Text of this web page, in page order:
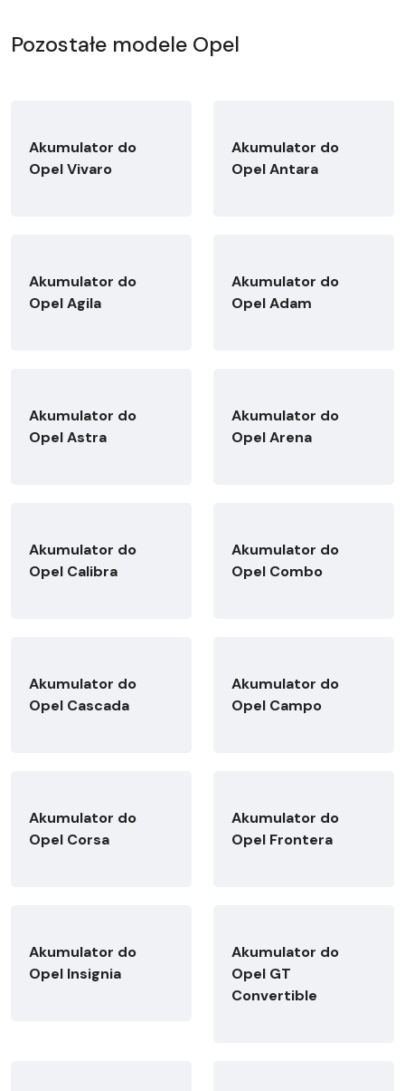
Pozostałe modele Opel
Akumulator do
Opel Vivaro
Akumulator do
Opel Antara
Akumulator do
Opel Agila
Akumulator do
Opel Adam
Akumulator do
Opel Astra
Akumulator do
Opel Arena
Akumulator do
Opel Calibra
Akumulator do
Opel Combo
Akumulator do
Opel Cascada
Akumulator do
Opel Campo
Akumulator do
Opel Corsa
Akumulator do
Opel Frontera
Akumulator do
Opel Insignia
Akumulator do
Opel GT
Convertible